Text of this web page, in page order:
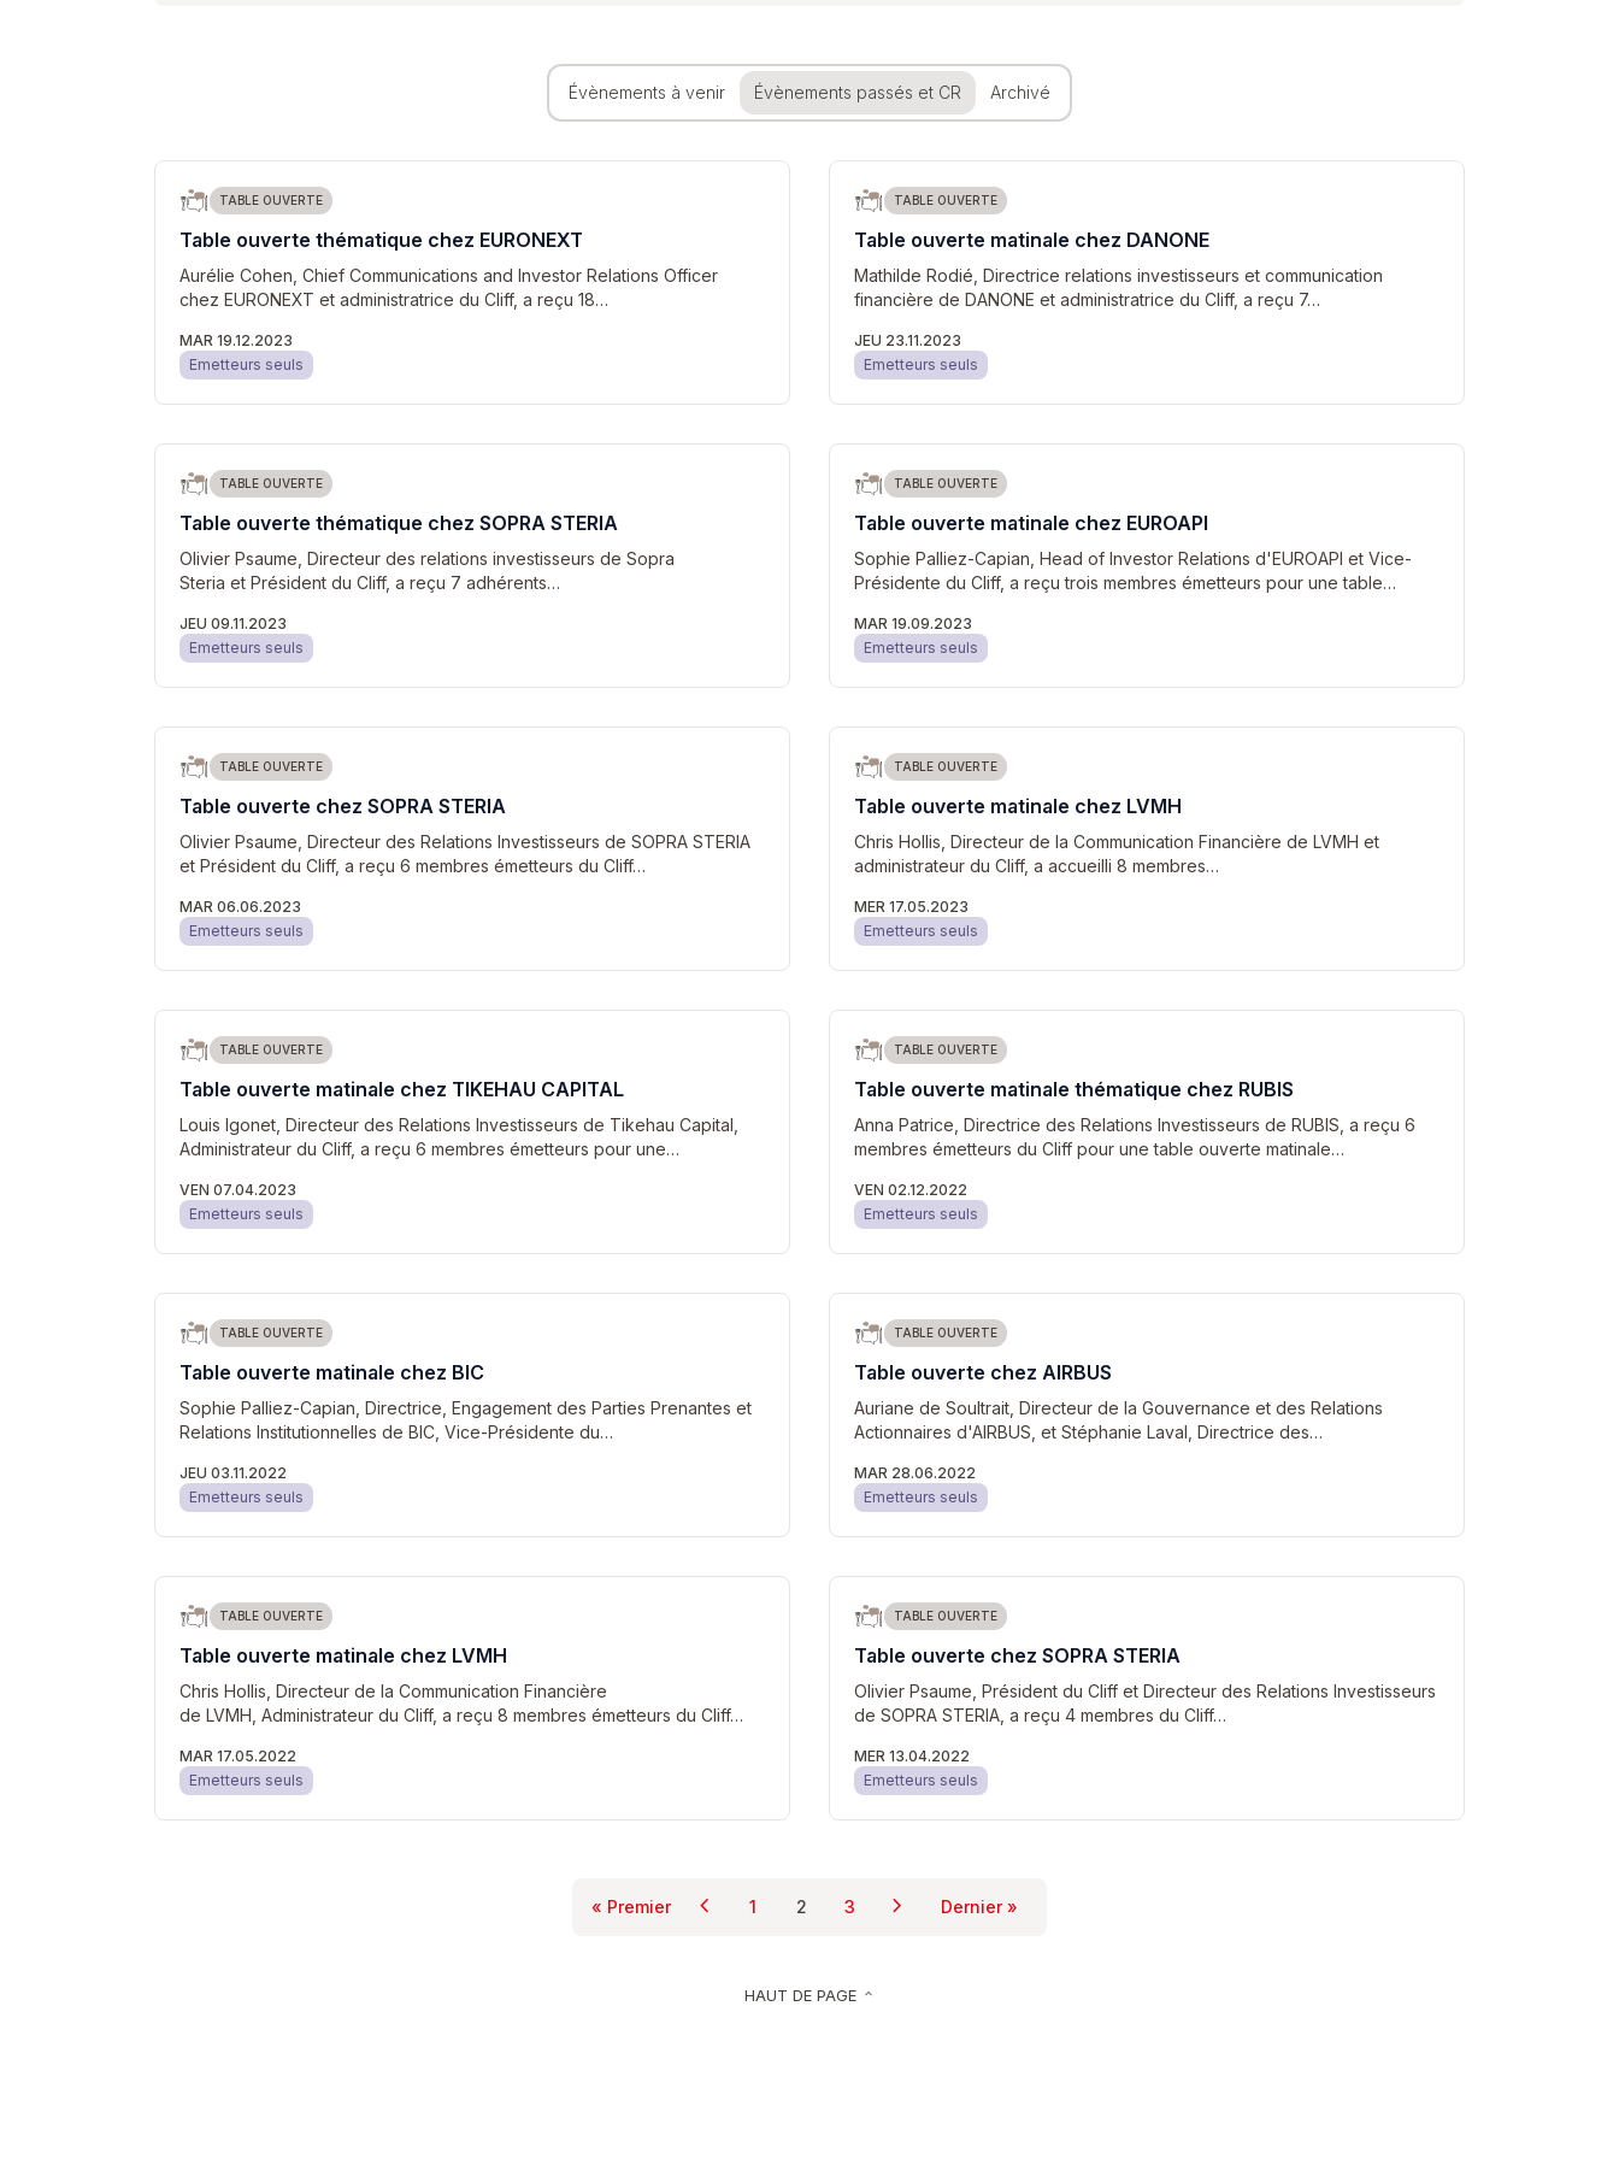
Évènements à venir Évènements passés et CR Archivé
TABLE OUVERTE
Table ouverte thématique chez EURONEXT
Aurélie Cohen, Chief Communications and Investor Relations Officer
chez EURONEXT et administratrice du Cliff, a reçu 18…
MAR 19.12.2023
Emetteurs seuls
TABLE OUVERTE
Table ouverte matinale chez DANONE
Mathilde Rodié, Directrice relations investisseurs et communication
financière de DANONE et administratrice du Cliff, a reçu 7…
JEU 23.11.2023
Emetteurs seuls
TABLE OUVERTE
Table ouverte thématique chez SOPRA STERIA
Olivier Psaume, Directeur des relations investisseurs de Sopra
Steria et Président du Cliff, a reçu 7 adhérents…
JEU 09.11.2023
Emetteurs seuls
TABLE OUVERTE
Table ouverte matinale chez EUROAPI
Sophie Palliez-Capian, Head of Investor Relations d'EUROAPI et Vice-
Présidente du Cliff, a reçu trois membres émetteurs pour une table…
MAR 19.09.2023
Emetteurs seuls
TABLE OUVERTE
Table ouverte chez SOPRA STERIA
Olivier Psaume, Directeur des Relations Investisseurs de SOPRA STERIA
et Président du Cliff, a reçu 6 membres émetteurs du Cliff…
MAR 06.06.2023
Emetteurs seuls
TABLE OUVERTE
Table ouverte matinale chez LVMH
Chris Hollis, Directeur de la Communication Financière de LVMH et
administrateur du Cliff, a accueilli 8 membres…
MER 17.05.2023
Emetteurs seuls
TABLE OUVERTE
Table ouverte matinale chez TIKEHAU CAPITAL
Louis Igonet, Directeur des Relations Investisseurs de Tikehau Capital,
Administrateur du Cliff, a reçu 6 membres émetteurs pour une…
VEN 07.04.2023
Emetteurs seuls
TABLE OUVERTE
Table ouverte matinale thématique chez RUBIS
Anna Patrice, Directrice des Relations Investisseurs de RUBIS, a reçu 6
membres émetteurs du Cliff pour une table ouverte matinale…
VEN 02.12.2022
Emetteurs seuls
TABLE OUVERTE
Table ouverte matinale chez BIC
Sophie Palliez-Capian, Directrice, Engagement des Parties Prenantes et
Relations Institutionnelles de BIC, Vice-Présidente du…
JEU 03.11.2022
Emetteurs seuls
TABLE OUVERTE
Table ouverte chez AIRBUS
Auriane de Soultrait, Directeur de la Gouvernance et des Relations
Actionnaires d'AIRBUS, et Stéphanie Laval, Directrice des…
MAR 28.06.2022
Emetteurs seuls
TABLE OUVERTE
Table ouverte matinale chez LVMH
Chris Hollis, Directeur de la Communication Financière
de LVMH, Administrateur du Cliff, a reçu 8 membres émetteurs du Cliff…
MAR 17.05.2022
Emetteurs seuls
TABLE OUVERTE
Table ouverte chez SOPRA STERIA
Olivier Psaume, Président du Cliff et Directeur des Relations Investisseurs
de SOPRA STERIA, a reçu 4 membres du Cliff…
MER 13.04.2022
Emetteurs seuls
Pagination
Première page
« Premier Page précédente
chevron_left Page
1
Page courante
2
Page
3 Page suivante
chevron_right Dernière page
Dernier »
HAUT DE PAGE keyboard_arrow_up